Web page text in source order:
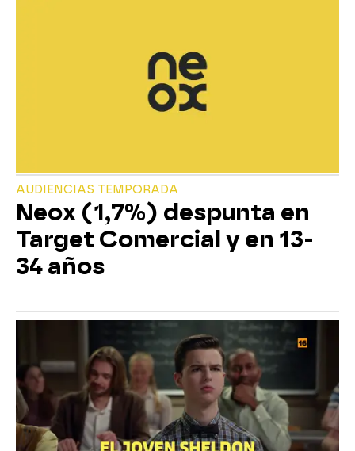
AUDIENCIAS TEMPORADA
Neox (1,7%) despunta en
Target Comercial y en 13-
34 años